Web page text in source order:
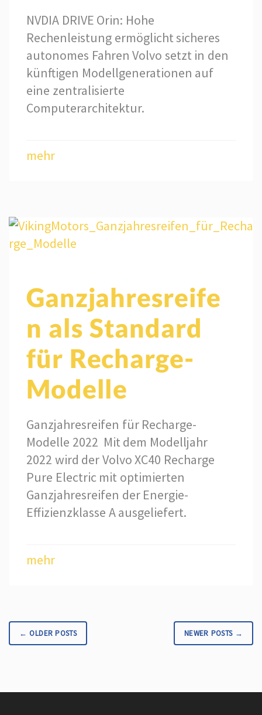
NVDIA DRIVE Orin: Hohe
Rechenleistung ermöglicht sicheres
autonomes Fahren Volvo setzt in den
künftigen Modellgenerationen auf
eine zentralisierte
Computerarchitektur.
mehr
Ganzjahresreife
n als Standard
für Recharge-
Modelle
Ganzjahresreifen für Recharge-
Modelle 2022 Mit dem Modelljahr
2022 wird der Volvo XC40 Recharge
Pure Electric mit optimierten
Ganzjahresreifen der Energie-
Effizienzklasse A ausgeliefert.
mehr
← OLDER POSTS NEWER POSTS →